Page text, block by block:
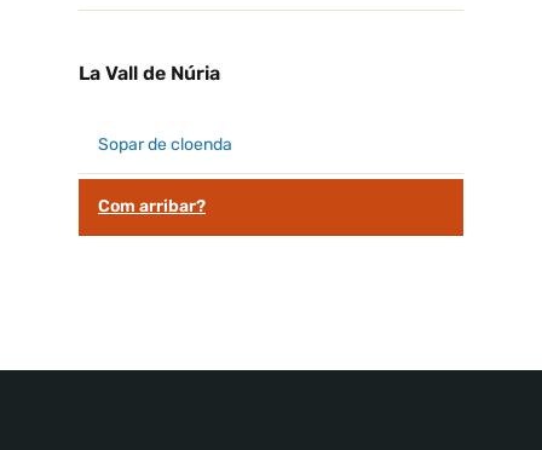
La Vall de Núria
Sopar de cloenda
Com arribar?